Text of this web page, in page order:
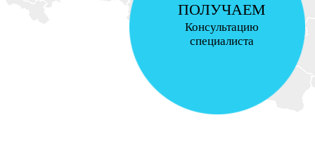
ПОЛУЧАЕМ
Консультацию
специалиста